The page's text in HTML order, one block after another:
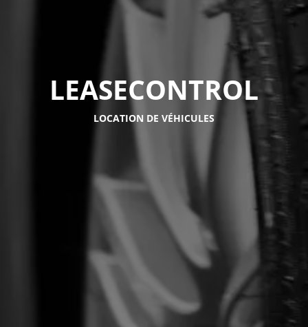
LEASECONTROL
LOCATION DE VÉHICULES